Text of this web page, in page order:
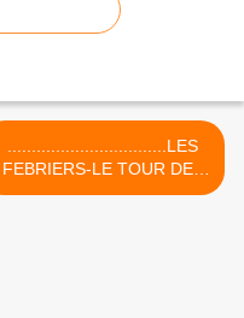
.................................LES
FEBRIERS-LE TOUR DES
JAS >